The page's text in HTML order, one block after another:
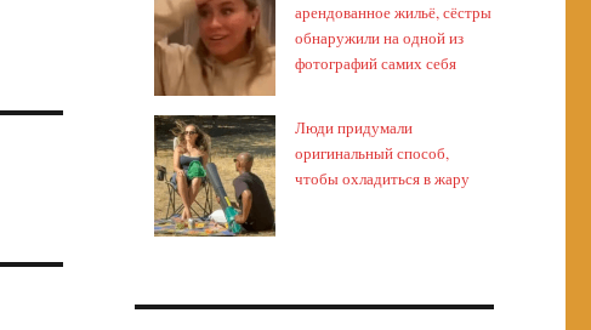
арендованное жильё, сёстры
обнаружили на одной из
фотографий самих себя
Люди придумали
оригинальный способ,
чтобы охладиться в жару